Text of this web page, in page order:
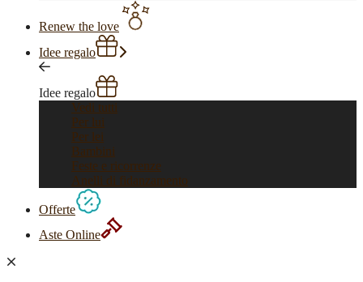
Renew the love
Idee regalo
Idee regalo
Vedi tutti
Per lui
Per lei
Bambini
Feste e ricorrenze
Anelli di fidanzamento
Offerte
Aste Online